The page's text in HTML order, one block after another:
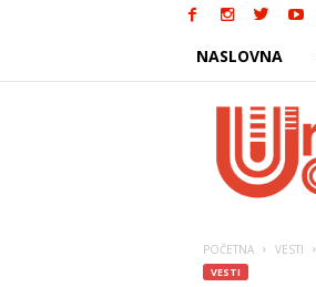
NASLOVNA
POČETNA VESTI
VESTI